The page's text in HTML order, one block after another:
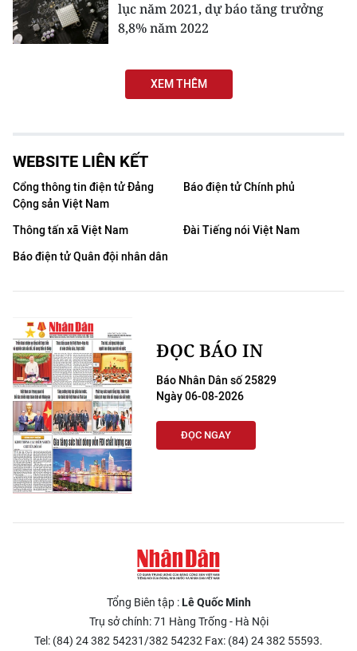
Media Thế giới
Media Thể thao
Media Khoa học - Công nghệ
Media Môi trường
Ảnh
Infographic
TIN ĐỊA PHƯƠNG
Trung du và miền núi phía Bắc
Đồng bằng sông Hồng
Bắc Trung Bộ
Duyên hải Nam Trung Bộ và Tây
Đồng bằng sông Cửu Long
Chuyên trang Hà Nội
lục năm 2021, dự báo tăng trưởng
8,8% năm 2022
XEM THÊM
WEBSITE LIÊN KẾT
Cổng thông tin điện tử Đảng
Cộng sản Việt Nam
Báo điện tử Chính phủ
Thông tấn xã Việt Nam
Đài Tiếng nói Việt Nam
Báo điện tử Quân đội nhân dân
ĐỌC BÁO IN
Báo Nhân Dân số 25829
Ngày 06-08-2026
ĐỌC NGAY
Tổng Biên tập :Lê Quốc Minh
Trụ sở chính: 71 Hàng Trống - Hà Nội
Tel: (84) 24 382 54231/382 54232 Fax: (84) 24 382 55593.